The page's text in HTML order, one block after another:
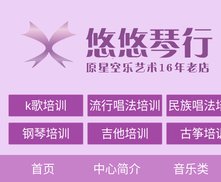
k歌培训 流行唱法培训 民族唱法
钢琴培训 吉他培训 古筝培
首页 中心简介 音乐类